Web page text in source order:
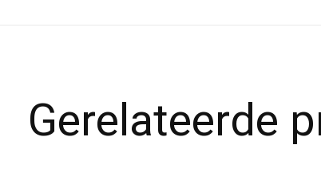
Gerelateerde